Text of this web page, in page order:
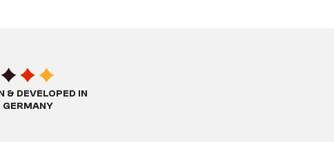
& DEVELOPED IN
GERMANY